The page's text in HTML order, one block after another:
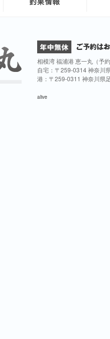
相模湾 福浦港 恵一丸（予
自宅：〒259-0314 神奈川
港：〒259-0311 神奈川県
alive